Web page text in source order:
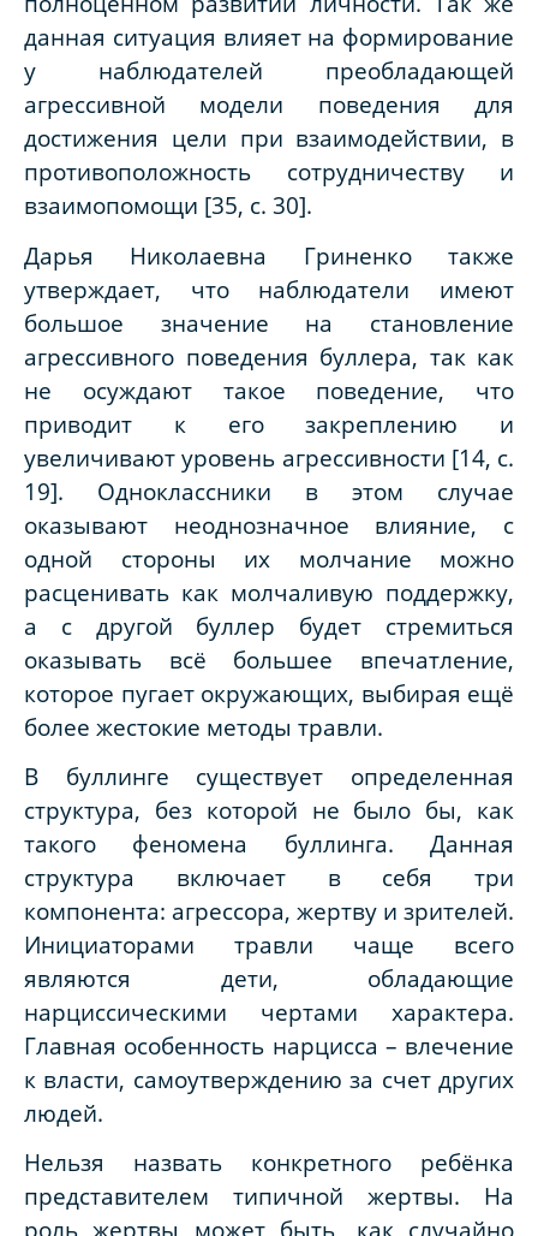
данная ситуация влияет на формирование
у наблюдателей преобладающей
агрессивной модели поведения для
достижения цели при взаимодействии, в
противоположность сотрудничеству и
взаимопомощи [35, с. 30].
Дарья Николаевна Гриненко также
утверждает, что наблюдатели имеют
большое значение на становление
агрессивного поведения буллера, так как
не осуждают такое поведение, что
приводит к его закреплению и
увеличивают уровень агрессивности [14, с.
19]. Одноклассники в этом случае
оказывают неоднозначное влияние, с
одной стороны их молчание можно
расценивать как молчаливую поддержку,
а с другой буллер будет стремиться
оказывать всё большее впечатление,
которое пугает окружающих, выбирая ещё
более жестокие методы травли.
В буллинге существует определенная
структура, без которой не было бы, как
такого феномена буллинга. Данная
структура включает в себя три
компонента: агрессора, жертву и зрителей.
Инициаторами травли чаще всего
являются дети, обладающие
нарциссическими чертами характера.
Главная особенность нарцисса – влечение
к власти, самоутверждению за счет других
людей.
Нельзя назвать конкретного ребёнка
представителем типичной жертвы. На
роль жертвы может быть, как случайно